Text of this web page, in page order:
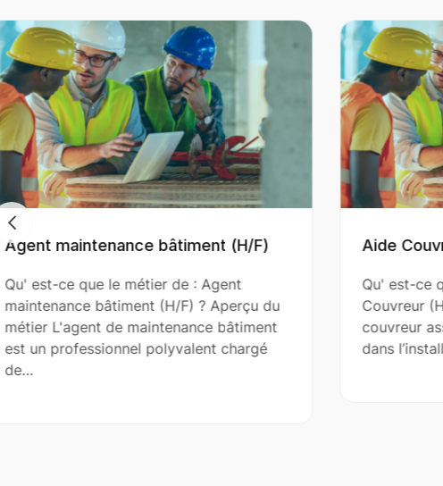
Aide Couvreur (H/F)
Qu' est-ce que le métier de : Aide
Couvreur (H/F) ? Aperçu du métier L'aide
couvreur assiste le couvreur principal
dans l’installation, la réparation et…